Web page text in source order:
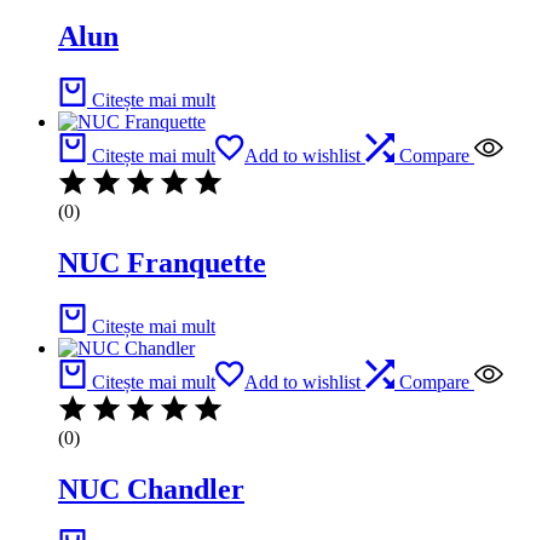
Alun
Citește mai mult
Citește mai mult Add to wishlist Compare
(0)
NUC Franquette
Citește mai mult
Citește mai mult Add to wishlist Compare
(0)
NUC Chandler